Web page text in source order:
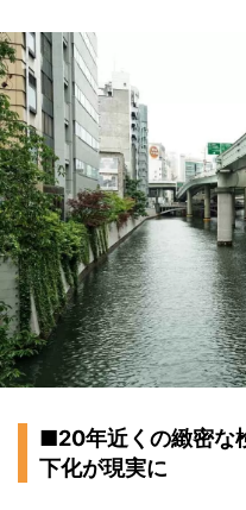
■20年近くの緻密な
下化が現実に